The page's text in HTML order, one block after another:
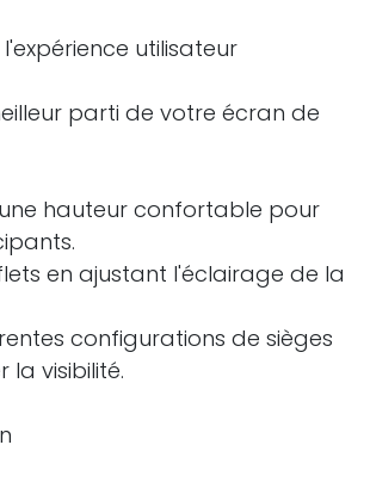
utilisateur
parti de votre écran de
hauteur confortable pour
en ajustant l'éclairage de la
configurations de sièges
la visibilité.